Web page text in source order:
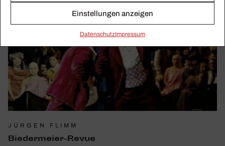
Einstellungen anzeigen
Daten­schutzImpressum
JÜRGEN FLIMM
Bieder­meier-Revue